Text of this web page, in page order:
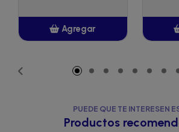
Agregar
PUEDE QUE TE INTERESEN
Productos